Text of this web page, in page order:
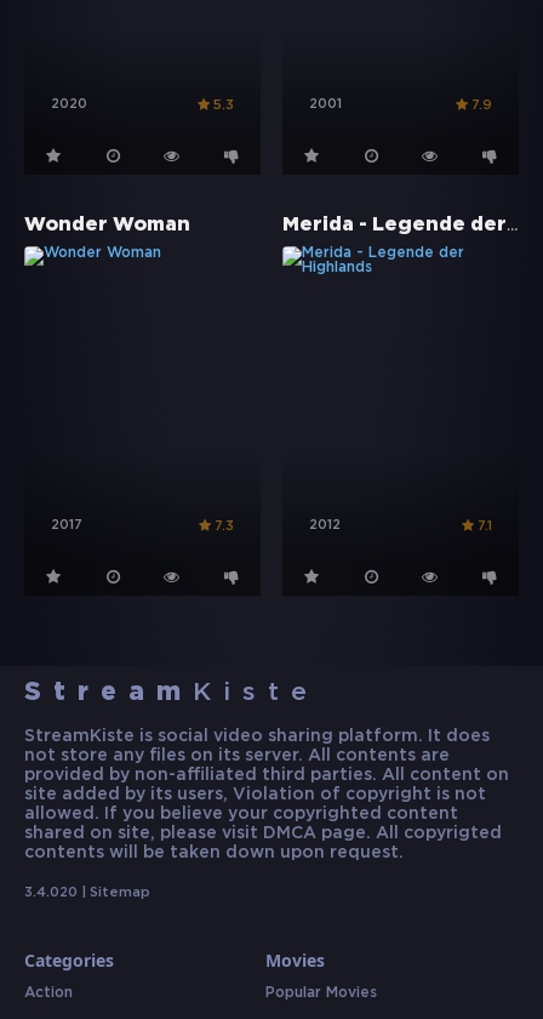
2020 5.3 2001 7.9
Wonder Woman
2017 7.3
Merida - Legende der Highlands
2012 7.1
Stream Kiste
StreamKiste is social video sharing platform. It does
not store any files on its server. All contents are
provided by non-affiliated third parties. All content on
site added by its users, Violation of copyright is not
allowed. If you believe your copyrighted content
shared on site, please visit DMCA page. All copyrigted
contents will be taken down upon request.
3.4.020 | Sitemap
Categories
Action
Movies
Popular Movies